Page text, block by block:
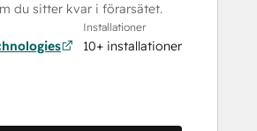
du sitter kvar i förarsätet.
Installationer
10+ installationer